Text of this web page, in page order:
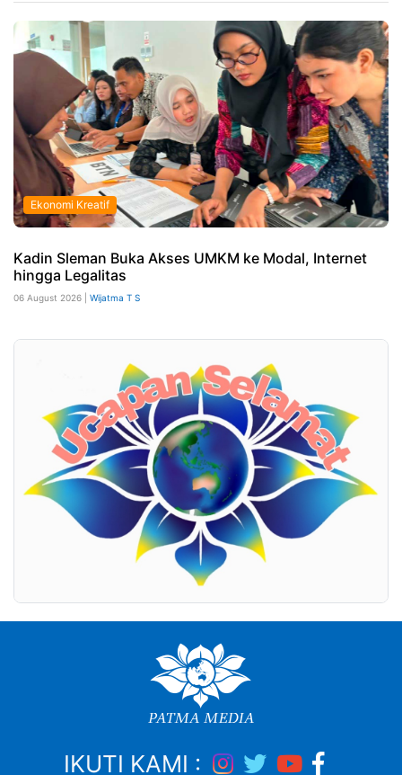
Ekonomi Kreatif
Kadin Sleman Buka Akses UMKM ke Modal, Internet
hingga Legalitas
06 August 2026 | Wijatma T S
IKUTI KAMI :